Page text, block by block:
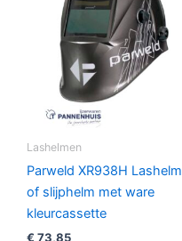
Lashelmen
Parweld XR938H Lashelm
of slijphelm met ware
kleurcassette
€ 73,85